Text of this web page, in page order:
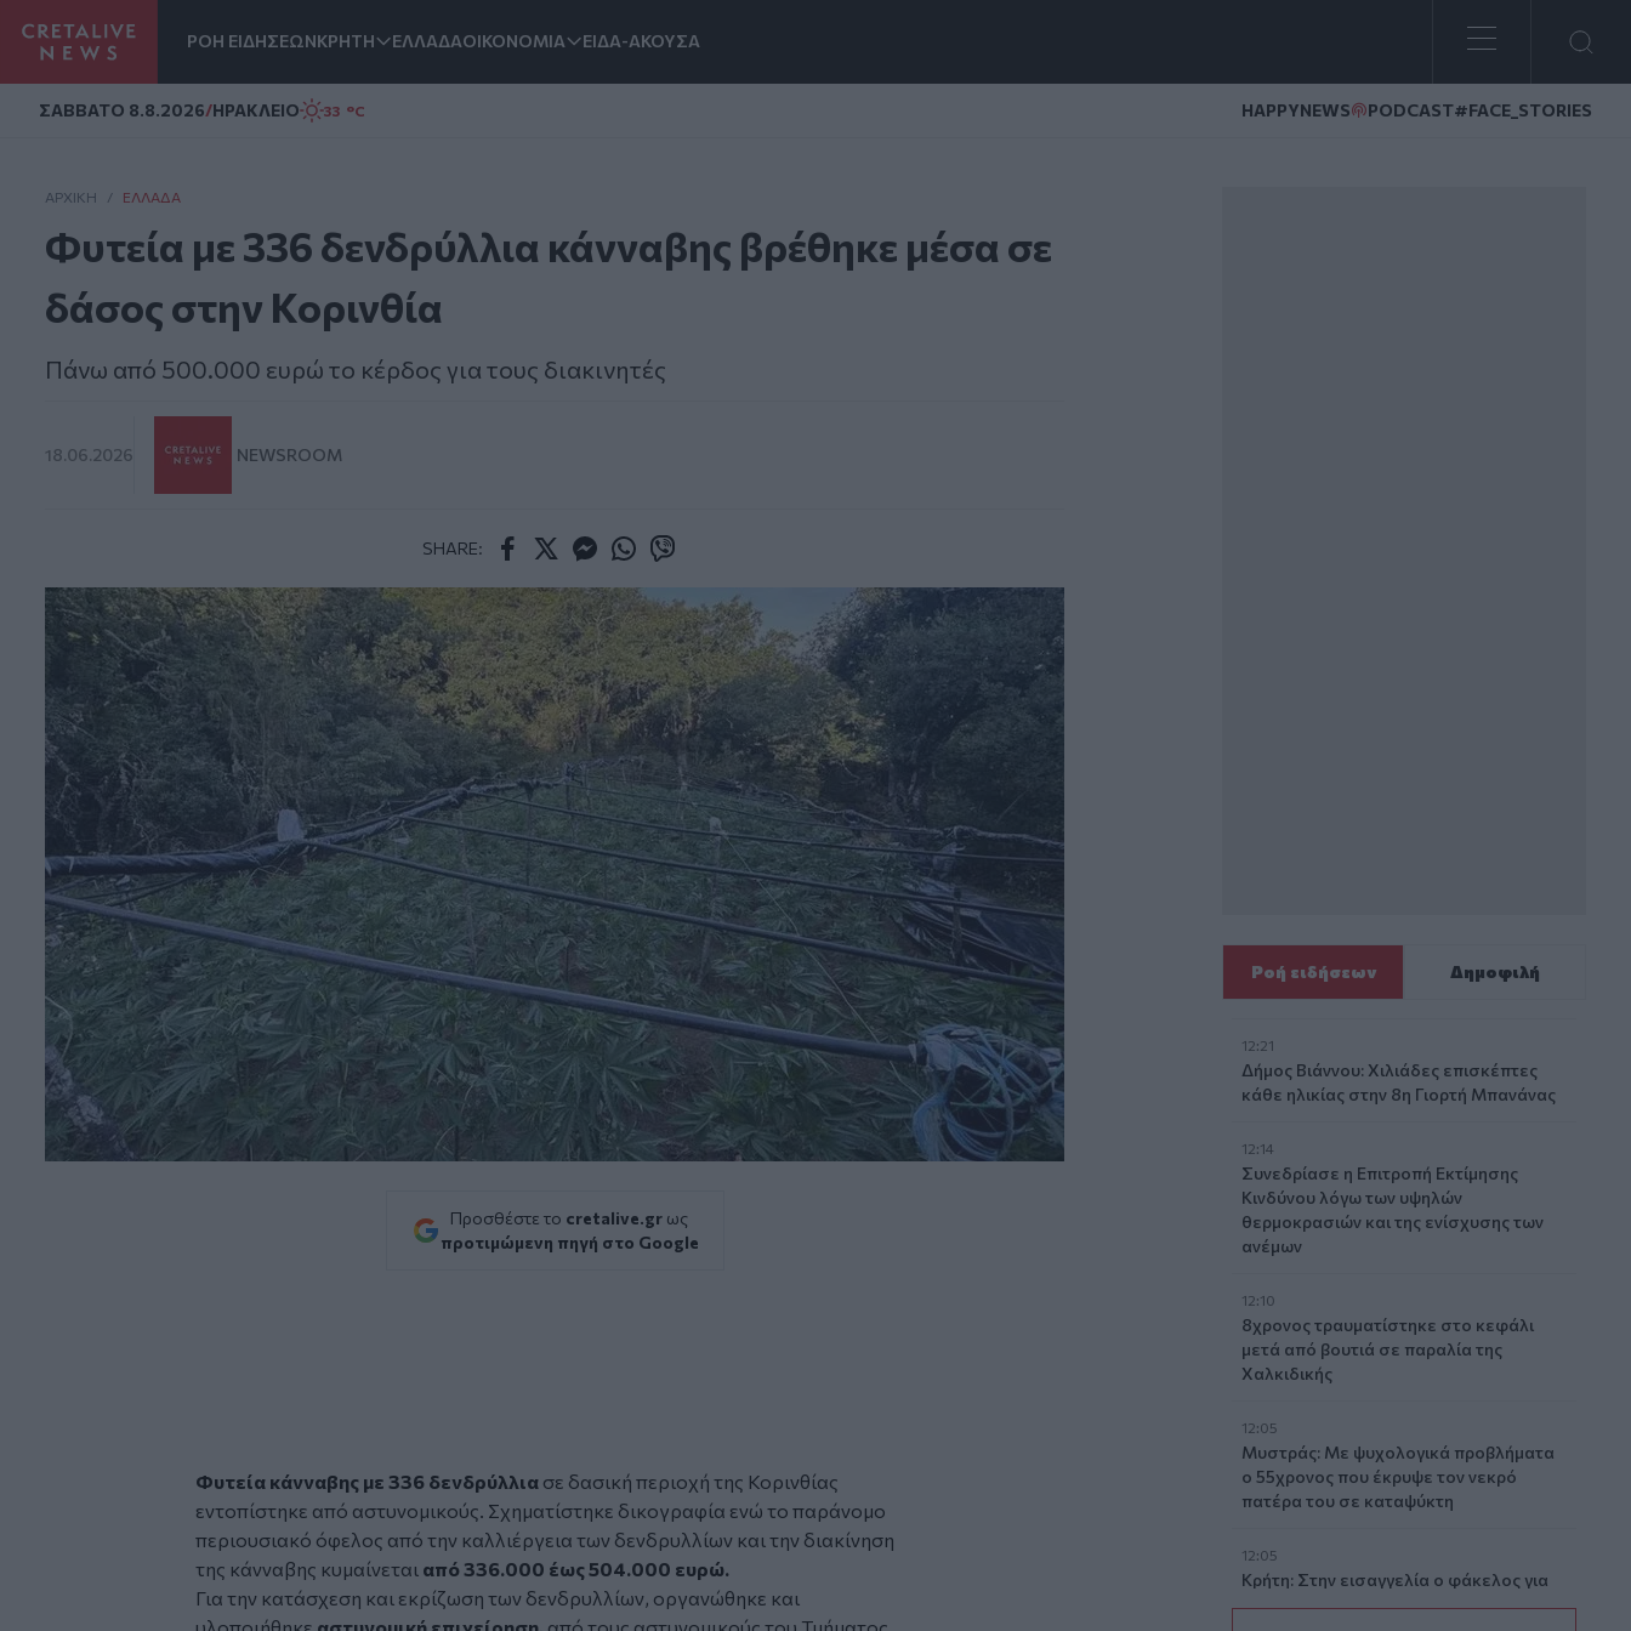
ΡΟΗ ΕΙΔΗΣΕΩΝΚΡΗΤΗ ΕΛΛΑΔΑΟΙΚΟΝΟΜΙΑ ΕΙΔΑ-ΑΚΟΥΣΑ
ΣAΒΒΑΤΟ 8.8.2026/ΗΡΑΚΛΕΙΟ 33 °C HAPPYNEWS PODCAST#FACE_STORIES
ΑΡΧΙΚΗ / ΕΛΛΆΔΑ
Φυτεία με 336 δενδρύλλια κάνναβης βρέθηκε μέσα σε
δάσος στην Κορινθία
Πάνω από 500.000 ευρώ το κέρδος για τους διακινητές
18.06.2026 NEWSROOM
SHARE:
Προσθέστε το cretalive.gr ως
προτιμώμενη πηγή στο Google
Φυτεία κάνναβης με 336 δενδρύλλια σε δασική περιοχή της Κορινθίας
εντοπίστηκε από αστυνομικούς. Σχηματίστηκε δικογραφία ενώ το παράνομο
περιουσιακό όφελος από την καλλιέργεια των δενδρυλλίων και την διακίνηση
της κάνναβης κυμαίνεται από 336.000 έως 504.000 ευρώ.
Για την κατάσχεση και εκρίζωση των δενδρυλλίων, οργανώθηκε και
Ροή ειδήσεων Δημοφιλή
12:21
Δήμος Βιάννου: Χιλιάδες επισκέπτες
κάθε ηλικίας στην 8η Γιορτή Μπανάνας
12:14
Συνεδρίασε η Επιτροπή Εκτίμησης
Κινδύνου λόγω των υψηλών
θερμοκρασιών και της ενίσχυσης των
ανέμων
12:10
8χρονος τραυματίστηκε στο κεφάλι
μετά από βουτιά σε παραλία της
Χαλκιδικής
12:05
Μυστράς: Με ψυχολογικά προβλήματα
ο 55χρονος που έκρυψε τον νεκρό
πατέρα του σε καταψύκτη
12:05
Κρήτη: Στην εισαγγελία ο φάκελος για
τον τουρίστα με τις ανήθικες προτάσεις